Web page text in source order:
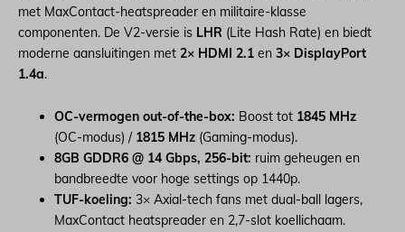
met MaxContact-heatspreader en militaire-klasse
componenten. De V2-versie is LHR (Lite Hash Rate) en biedt
moderne aansluitingen met 2× HDMI 2.1 en 3× DisplayPort
1.4a.
OC-vermogen out-of-the-box: Boost tot 1845 MHz
(OC-modus) / 1815 MHz (Gaming-modus).
8GB GDDR6 @ 14 Gbps, 256-bit: ruim geheugen en
bandbreedte voor hoge settings op 1440p.
TUF-koeling: 3× Axial-tech fans met dual-ball lagers,
MaxContact heatspreader en 2,7-slot koellichaam.